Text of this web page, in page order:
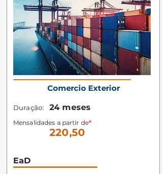
Comercio Exterior
Duração: 24 meses
Mensalidades a partir de*
220,50
EaD